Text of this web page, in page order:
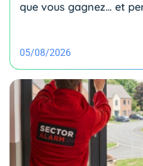
que vous gagnez… et
05/08/2026